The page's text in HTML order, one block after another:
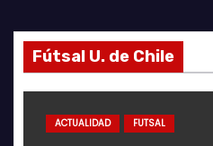
Fútsal U. de Chile
ACTUALIDAD FUTSAL